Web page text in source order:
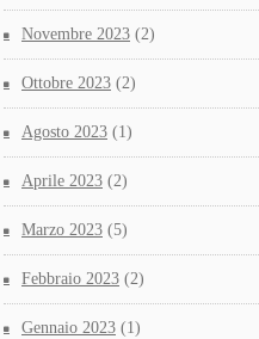
Novembre 2023 (2)
Ottobre 2023 (2)
Agosto 2023 (1)
Aprile 2023 (2)
Marzo 2023 (5)
Febbraio 2023 (2)
Gennaio 2023 (1)